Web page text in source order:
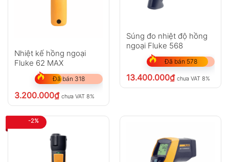
Nhiệt kế hồng ngoại
Fluke 62 MAX
Đã bán 318
3.200.000₫ chưa VAT 8%
Súng đo nhiệt độ hồng
ngoại Fluke 568
Đã bán 578
13.400.000₫ chưa VAT 8%
-2%